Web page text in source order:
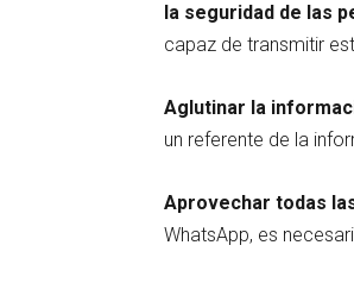
la seguridad de las
capaz de transmitir
Aglutinar la
un referente de la
Aprovechar todas
WhatsApp, es